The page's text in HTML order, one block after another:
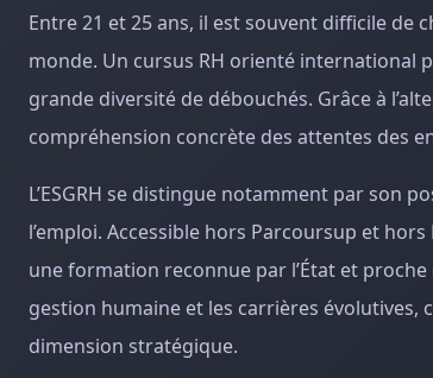
Entre 21 et 25 ans, il est souvent difficile de
monde. Un cursus RH orienté
grande diversité de débouchés. Grâce à
compréhension concrète des attentes des
L’ESGRH se distingue notamment par son
l’emploi. Accessible hors Parcoursup et
une formation reconnue par l’État et
gestion humaine et les carrières
dimension stratégique.